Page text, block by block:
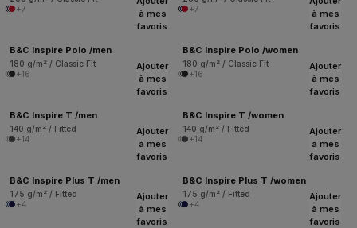
+7
+7
à mes
favoris
B&C Inspire Polo /men
180 g/m² / Classic Fit
+16
à mes
favoris
B&C Inspire Polo /women
180 g/m² / Classic Fit
+16
Ajouter
à mes
favoris
B&C Inspire T /men
140 g/m² / Fitted
+14
Ajouter
à mes
favoris
B&C Inspire T /women
140 g/m² / Fitted
+14
Ajouter
à mes
favoris
B&C Inspire Plus T /men
175 g/m² / Fitted
+4
Ajouter
à mes
favoris
B&C Inspire Plus T /women
175 g/m² / Fitted
+4
Ajouter
à mes
favoris
Ajouter
à mes
favoris